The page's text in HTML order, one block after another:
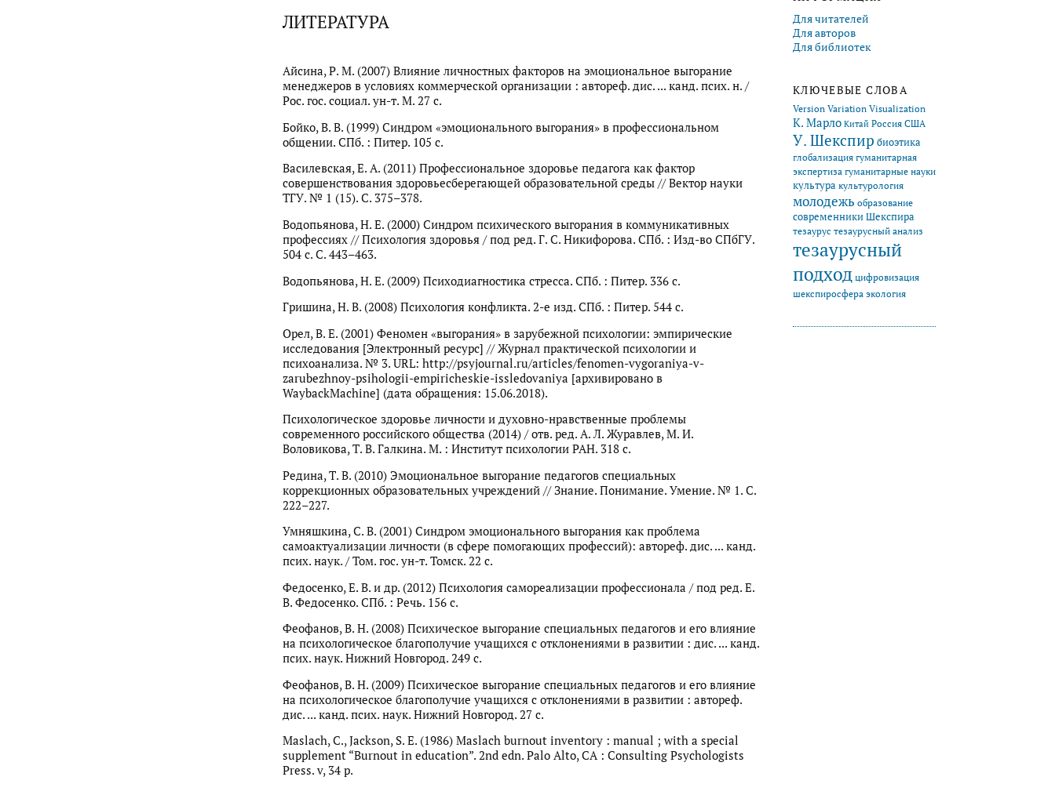
Для читателей
Для авторов
Для библиотек
КЛЮЧЕВЫЕ СЛОВА
Version Variation Visualization
К. Марло Китай Россия США
У. Шекспир биоэтика
глобализациягуманитарная
экспертиза гуманитарные науки
культура культурология
молодежь образование
современники Шекспира
тезаурус тезаурусный анализ
тезаурусный
подход цифровизация
шекспиросфера экология
ЛИТЕРАТУРА
Айсина, Р. М. (2007) Влияние личностных факторов на эмоциональное выгорание
менеджеров в условиях коммерческой организации : автореф. дис. ... канд. псих. н. /
Рос. гос. социал. ун-т. М. 27 с.
Бойко, В. В. (1999) Синдром «эмоционального выгорания» в профессиональном
общении. СПб. : Питер. 105 с.
Василевская, Е. А. (2011) Профессиональное здоровье педагога как фактор
совершенствования здоровьесберегающей образовательной среды // Вектор науки
ТГУ. № 1 (15). С. 375–378.
Водопьянова, Н. Е. (2000) Синдром психического выгорания в коммуникативных
профессиях // Психология здоровья / под ред. Г. С. Никифорова. СПб. : Изд-во СПбГУ.
504 с. С. 443–463.
Водопьянова, Н. Е. (2009) Психодиагностика стресса. СПб. : Питер. 336 с.
Гришина, Н. В. (2008) Психология конфликта. 2-е изд. СПб. : Питер. 544 с.
Орел, В. Е. (2001) Феномен «выгорания» в зарубежной психологии: эмпирические
исследования [Электронный ресурс] // Журнал практической психологии и
психоанализа. № 3. URL: http://psyjournal.ru/articles/fenomen-vygoraniya-v-
zarubezhnoy-psihologii-empiricheskie-issledovaniya [архивировано в
WaybackMachine] (дата обращения: 15.06.2018).
Психологическое здоровье личности и духовно-нравственные проблемы
современного российского общества (2014) / отв. ред. А. Л. Журавлев, М. И.
Воловикова, Т. В. Галкина. М. : Институт психологии РАН. 318 с.
Редина, Т. В. (2010) Эмоциональное выгорание педагогов специальных
коррекционных образовательных учреждений // Знание. Понимание. Умение. № 1. С.
222–227.
Умняшкина, С. В. (2001) Синдром эмоционального выгорания как проблема
самоактуализации личности (в сфере помогающих профессий): автореф. дис. ... канд.
псих. наук. / Том. гос. ун-т. Томск. 22 с.
Федосенко, Е. В. и др. (2012) Психология самореализации профессионала / под ред. Е.
В. Федосенко. СПб. : Речь. 156 с.
Феофанов, В. Н. (2008) Психическое выгорание специальных педагогов и его влияние
на психологическое благополучие учащихся с отклонениями в развитии : дис. ... канд.
псих. наук. Нижний Новгород. 249 с.
Феофанов, В. Н. (2009) Психическое выгорание специальных педагогов и его влияние
на психологическое благополучие учащихся с отклонениями в развитии : автореф.
дис. ... канд. псих. наук. Нижний Новгород. 27 с.
Maslach, C., Jackson, S. E. (1986) Maslach burnout inventory : manual ; with a special
supplement “Burnout in education”. 2nd edn. Palo Alto, CA : Consulting Psychologists
Press. v, 34 p.